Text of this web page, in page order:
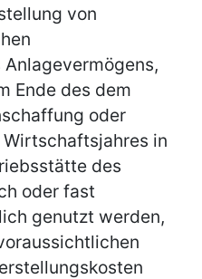
von
Ende des dem
oder
in
des
oder fast
genutzt werden,